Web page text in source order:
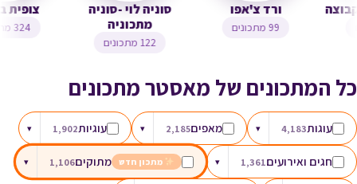
סוניה לוי -סוניה
ורד צ'אפו וחברי הקבוצה
כל המתכונים של מאסטר מתכונים
עוגות4,183
▾ מאפים2,185
▾ עוגיות1,902
▾
חגים ואירועים1,361
▾ מתכון חדש מתוקים1,106
▾